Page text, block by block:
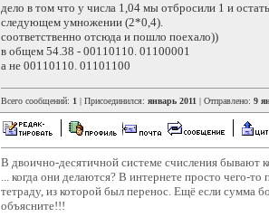
дело в том что у числа 1,04 мы отбросили 1 и
следующем умножении (2*0,4).
соответственно отсюда и пошло поехало))
в общем 54.38 - 00110110. 01100001
а не 00110110. 01101100
Всего сообщений: 1 | Присоединился: январь 2011 | Отправлено: 9
В двоично-десятичной системе счисления бывают
... когда они делаются? В интернете просто чего-
тетраду, из которой был перенос. Ещё если сумма
объясните!!!